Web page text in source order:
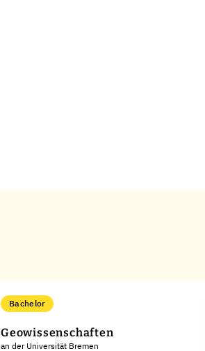
Bachelor
Geowissenschaften
an der Universität Bremen